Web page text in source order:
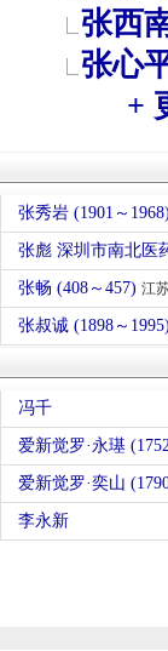
张西
张心
+
张秀岩 (1901～1968)
张彪 深圳市南北医
张畅 (408～457) 江
张叔诚 (1898～1995)
冯千
爱新觉罗·永璂
爱新觉罗·奕山
李永新